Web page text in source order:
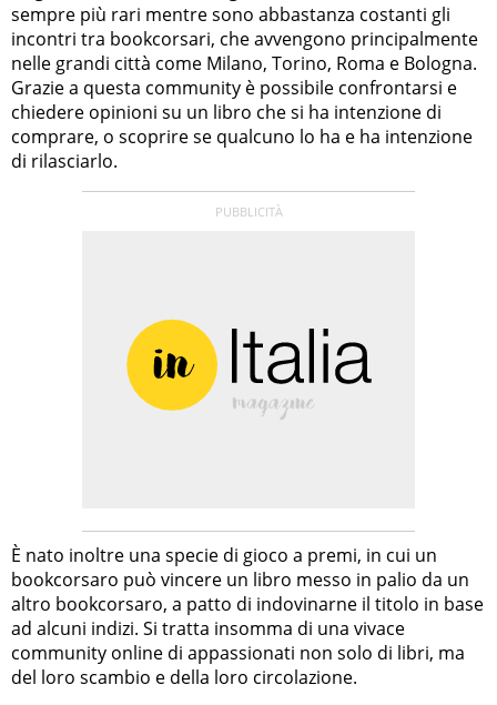
sempre più rari mentre sono abbastanza costanti gli
incontri tra bookcorsari, che avvengono principalmente
nelle grandi città come Milano, Torino, Roma e Bologna.
Grazie a questa community è possibile confrontarsi e
chiedere opinioni su un libro che si ha intenzione di
comprare, o scoprire se qualcuno lo ha e ha intenzione
di rilasciarlo.
È nato inoltre una specie di gioco a premi, in cui un
bookcorsaro può vincere un libro messo in palio da un
altro bookcorsaro, a patto di indovinarne il titolo in base
ad alcuni indizi. Si tratta insomma di una vivace
community online di appassionati non solo di libri, ma
del loro scambio e della loro circolazione.